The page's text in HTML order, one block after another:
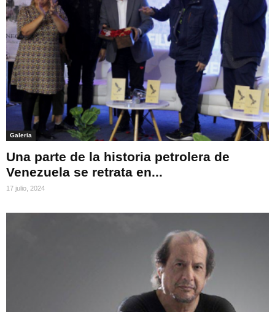
Galeria
Una parte de la historia petrolera de
Venezuela se retrata en...
17 julio, 2024